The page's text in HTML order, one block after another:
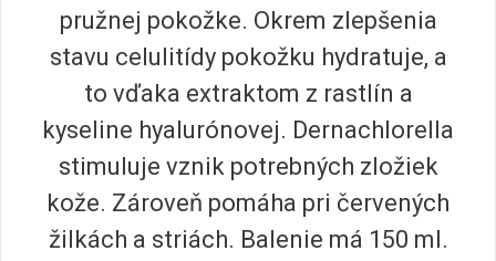
pružnej pokožke. Okrem zlepšenia
stavu celulitídy pokožku hydratuje, a
to vďaka extraktom z rastlín a
kyseline hyalurónovej. Dernachlorella
stimuluje vznik potrebných zložiek
kože. Zároveň pomáha pri červených
žilkách a striách. Balenie má 150 ml.